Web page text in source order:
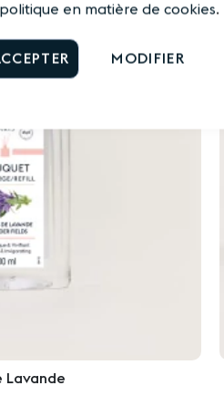
politique en matière de cookies.
MODIFIER
Lavande